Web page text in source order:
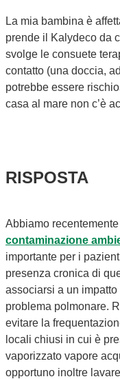
La mia bambina è
prende il Kalydeco da
svolge le consuete
contatto (una doccia,
potrebbe essere
casa al mare non c’è
RISPOSTA
Abbiamo recentemente
contaminazione
importante per i
presenza cronica di
associarsi a un impatto
problema polmonare.
evitare la
locali chiusi in cui è
vaporizzato vapore
opportuno inoltre